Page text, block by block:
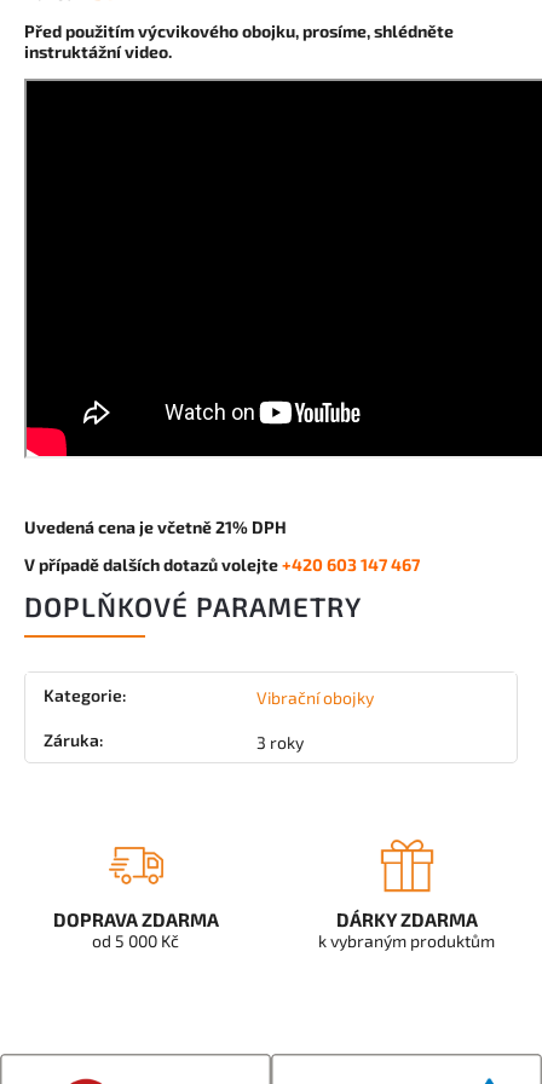
Před použitím výcvikového obojku, prosíme, shlédněte
instruktážní video.
Uvedená cena je včetně 21% DPH
V případě dalších dotazů volejte+420 603 147 467
DOPLŇKOVÉ PARAMETRY
Kategorie: Vibrační obojky
Záruka: 3 roky
DOPRAVA ZDARMA
od 5 000 Kč
DÁRKY ZDARMA
k vybraným produktům